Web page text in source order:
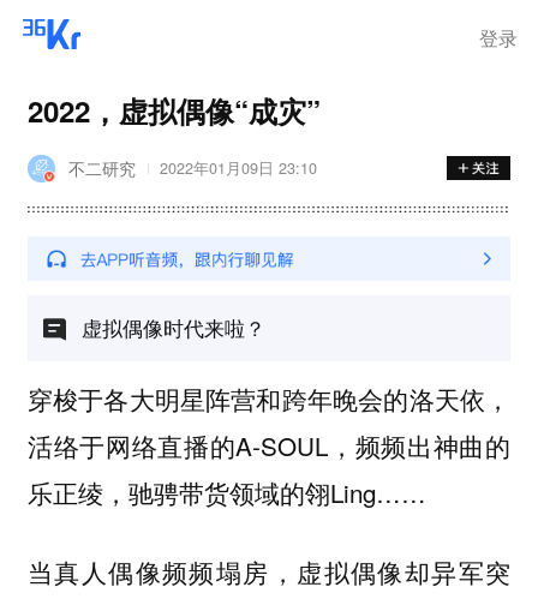
登录
2022，虚拟偶像“成灾”
不二研究 2022年01月09日 23:10
虚拟偶像时代来啦？
穿梭于各大明星阵营和跨年晚会的洛天依，
活络于网络直播的A-SOUL，频频出神曲的
乐正绫，驰骋带货领域的翎Ling……
当真人偶像频频塌房，虚拟偶像却异军突